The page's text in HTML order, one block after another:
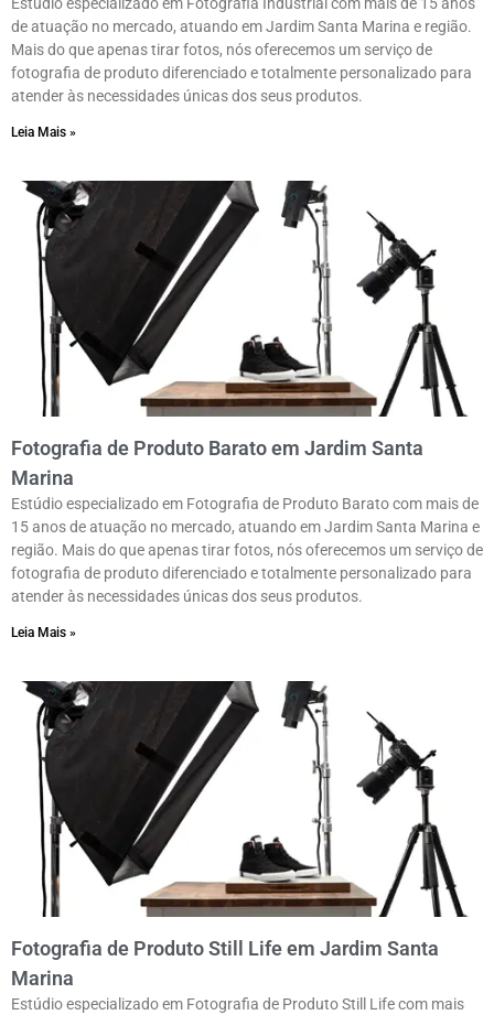
Estúdio especializado em Fotografia Industrial com mais de 15 anos
de atuação no mercado, atuando em Jardim Santa Marina e região.
Mais do que apenas tirar fotos, nós oferecemos um serviço de
fotografia de produto diferenciado e totalmente personalizado para
atender às necessidades únicas dos seus produtos.
Leia Mais »
Fotografia de Produto Barato em Jardim Santa
Marina
Estúdio especializado em Fotografia de Produto Barato com mais de
15 anos de atuação no mercado, atuando em Jardim Santa Marina e
região. Mais do que apenas tirar fotos, nós oferecemos um serviço de
fotografia de produto diferenciado e totalmente personalizado para
atender às necessidades únicas dos seus produtos.
Leia Mais »
Fotografia de Produto Still Life em Jardim Santa
Marina
Estúdio especializado em Fotografia de Produto Still Life com mais